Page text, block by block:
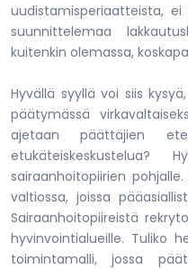
uudistamisperiaatteista,
suunnittelemaa
kuitenkin olemassa,
Hyvällä syyllä voi siis
päätymässä
ajetaan päättäjien
etukäteiskeskustelua?
sairaanhoitopiirien
valtiossa, joissa
Sairaanhoitopiireistä
hyvinvointialueille. Tuliko
toimintamalli, jossa